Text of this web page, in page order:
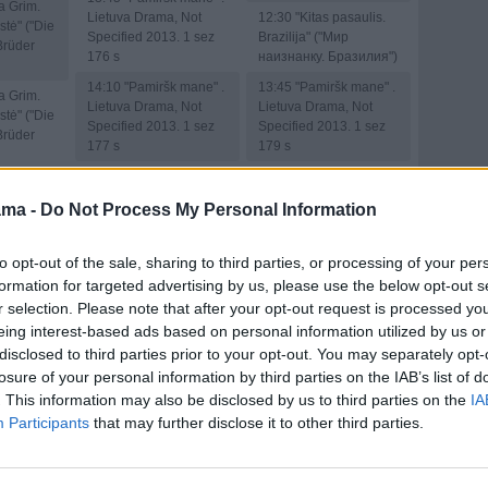
- Do Not Process My Personal Information
opt-out of the sale, sharing to third parties, or processing of your
for targeted advertising by us, please use the below opt-out
selection. Please note that after your opt-out request is processed
interest-based ads based on personal information utilized by us
to third parties prior to your opt-out. You may separately
of your personal information by third parties on the IAB’s list of
This information may also be disclosed by us to third parties on the
Participants that may further disclose it to other third parties.
Grim.
("Die
Grim.
("Die
14 sez
sodai" .
s
Lietuva Drama, Not
Specified 2013. 1 sez
176 s
14:10 "Pamiršk mane" .
Lietuva Drama, Not
Specified 2013. 1 sez
177 s
Specified 2013. 1 sez
15:00"Svajonių sodai" .
Lietuva Pramogos
2023. 19 sez 16 s
16:00"Pasaulis pagal
moteris" . Lietuva
Pramogos 2024. 15 sez
25 s
17:00 "Praeities
zvalgas")
12:30 "Kitas pasaulis.
Brazilija" ("Мир
наизнанку. Бразилия")
13:45 "Pamiršk mane" .
Lietuva Drama, Not
Specified 2013. 1 sez
179 s
(SP'14)")
("FORGET ME YR 2
(SP'14)")
15:00 "Svajonių sodai" .
Lietuva Pramogos
2023. 19 sez 17 s
16:00 "Pasaulis pagal
moteris" . Lietuva
Pramogos 2024. 15 sez